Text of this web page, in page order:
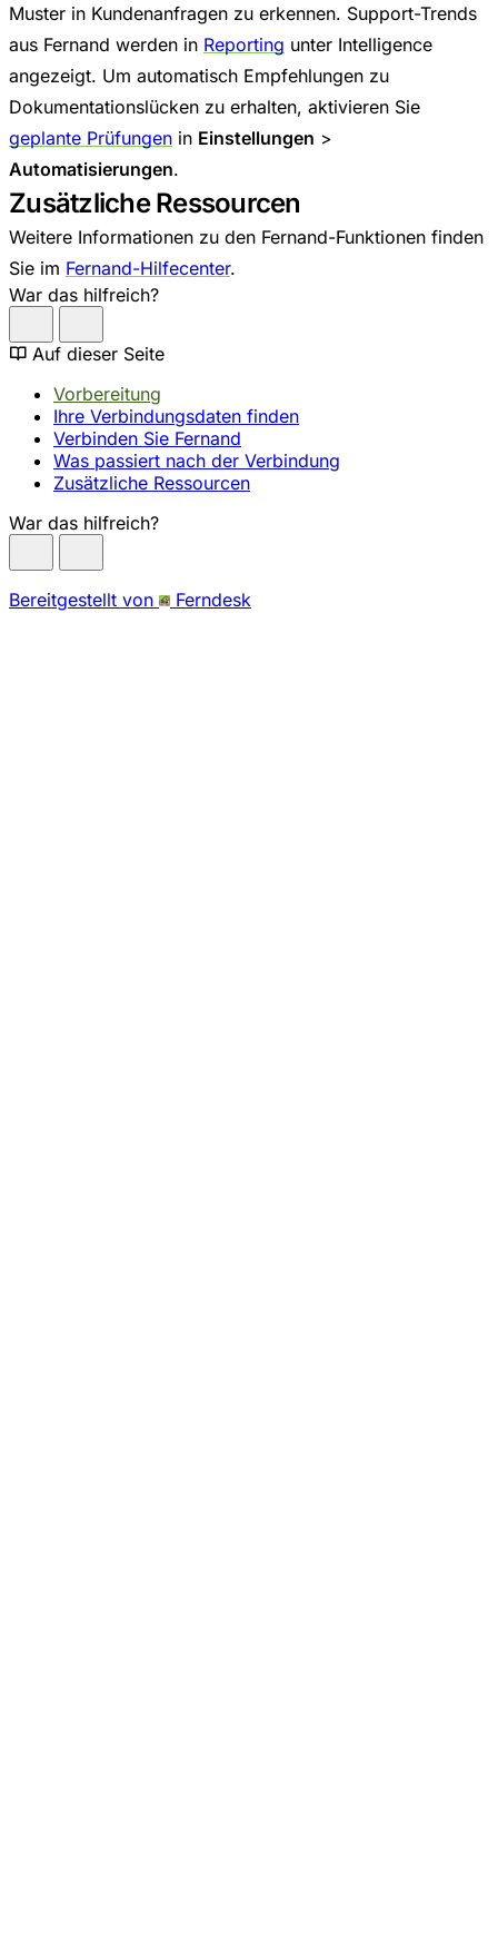
Muster in Kundenanfragen zu erkennen. Support-Trends
aus Fernand werden in Reporting unter Intelligence
angezeigt. Um automatisch Empfehlungen zu
Dokumentationslücken zu erhalten, aktivieren Sie
geplante Prüfungen in Einstellungen >
Automatisierungen.
Zusätzliche Ressourcen
Weitere Informationen zu den Fernand-Funktionen finden
Sie im Fernand-Hilfecenter.
War das hilfreich?
Auf dieser Seite
Vorbereitung
Ihre Verbindungsdaten finden
Verbinden Sie Fernand
Was passiert nach der Verbindung
Zusätzliche Ressourcen
War das hilfreich?
Bereitgestellt von Ferndesk